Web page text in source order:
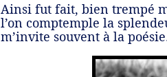
Ainsi fut fait, bien trempé
l’on comptemple la
m’invite souvent à la